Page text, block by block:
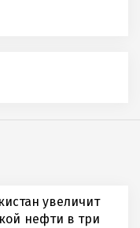
увеличит
нефти в три